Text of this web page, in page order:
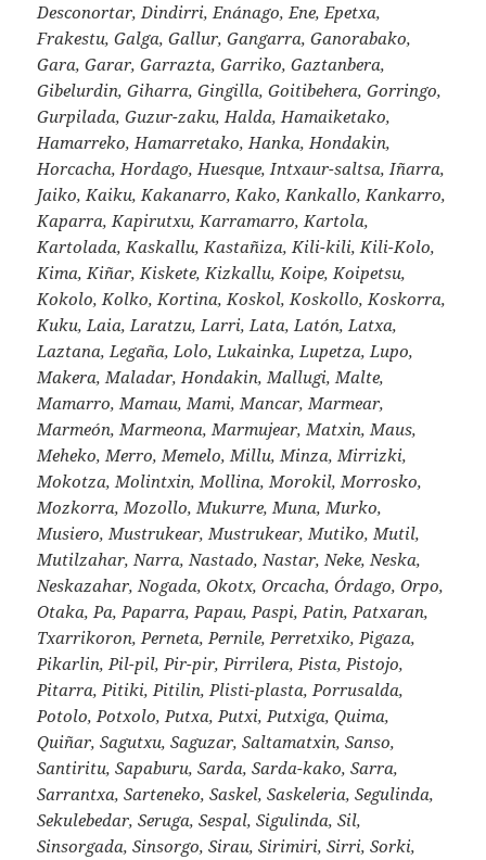
Desconortar, Dindirri, Enánago, Ene, Epetxa,
Frakestu, Galga, Gallur, Gangarra, Ganorabako,
Gara, Garar, Garrazta, Garriko, Gaztanbera,
Gibelurdin, Giharra, Gingilla, Goitibehera, Gorringo,
Gurpilada, Guzur-zaku, Halda, Hamaiketako,
Hamarreko, Hamarretako, Hanka, Hondakin,
Horcacha, Hordago, Huesque, Intxaur-saltsa, Iñarra,
Jaiko, Kaiku, Kakanarro, Kako, Kankallo, Kankarro,
Kaparra, Kapirutxu, Karramarro, Kartola,
Kartolada, Kaskallu, Kastañiza, Kili-kili, Kili-Kolo,
Kima, Kiñar, Kiskete, Kizkallu, Koipe, Koipetsu,
Kokolo, Kolko, Kortina, Koskol, Koskollo, Koskorra,
Kuku, Laia, Laratzu, Larri, Lata, Latón, Latxa,
Laztana, Legaña, Lolo, Lukainka, Lupetza, Lupo,
Makera, Maladar, Hondakin, Mallugi, Malte,
Mamarro, Mamau, Mami, Mancar, Marmear,
Marmeón, Marmeona, Marmujear, Matxin, Maus,
Meheko, Merro, Memelo, Millu, Minza, Mirrizki,
Mokotza, Molintxin, Mollina, Morokil, Morrosko,
Mozkorra, Mozollo, Mukurre, Muna, Murko,
Musiero, Mustrukear, Mustrukear, Mutiko, Mutil,
Mutilzahar, Narra, Nastado, Nastar, Neke, Neska,
Neskazahar, Nogada, Okotx, Orcacha, Órdago, Orpo,
Otaka, Pa, Paparra, Papau, Paspi, Patin, Patxaran,
Txarrikoron, Perneta, Pernile, Perretxiko, Pigaza,
Pikarlin, Pil-pil, Pir-pir, Pirrilera, Pista, Pistojo,
Pitarra, Pitiki, Pitilin, Plisti-plasta, Porrusalda,
Potolo, Potxolo, Putxa, Putxi, Putxiga, Quima,
Quiñar, Sagutxu, Saguzar, Saltamatxin, Sanso,
Santiritu, Sapaburu, Sarda, Sarda-kako, Sarra,
Sarrantxa, Sarteneko, Saskel, Saskeleria, Segulinda,
Sekulebedar, Seruga, Sespal, Sigulinda, Sil,
Sinsorgada, Sinsorgo, Sirau, Sirimiri, Sirri, Sorki,